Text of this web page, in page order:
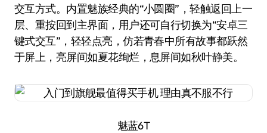
交互方式。内置魅族经典的“小圆圈”，轻触返回上一
层、重按回到主界面，用户还可自行切换为“安卓三
键式交互”，轻轻点亮，仿若青春中所有故事都跃然
于屏上，亮屏间如夏花绚烂，息屏间如秋叶静美。
魅蓝6T